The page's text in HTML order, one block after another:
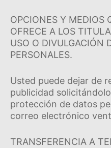
OPCIONES Y MEDIOS
OFRECE A LOS
USO O DIVULGACIÓN
PERSONALES.
Usted puede dejar de
publicidad
protección de datos
correo electrónico
TRANSFERENCIA A